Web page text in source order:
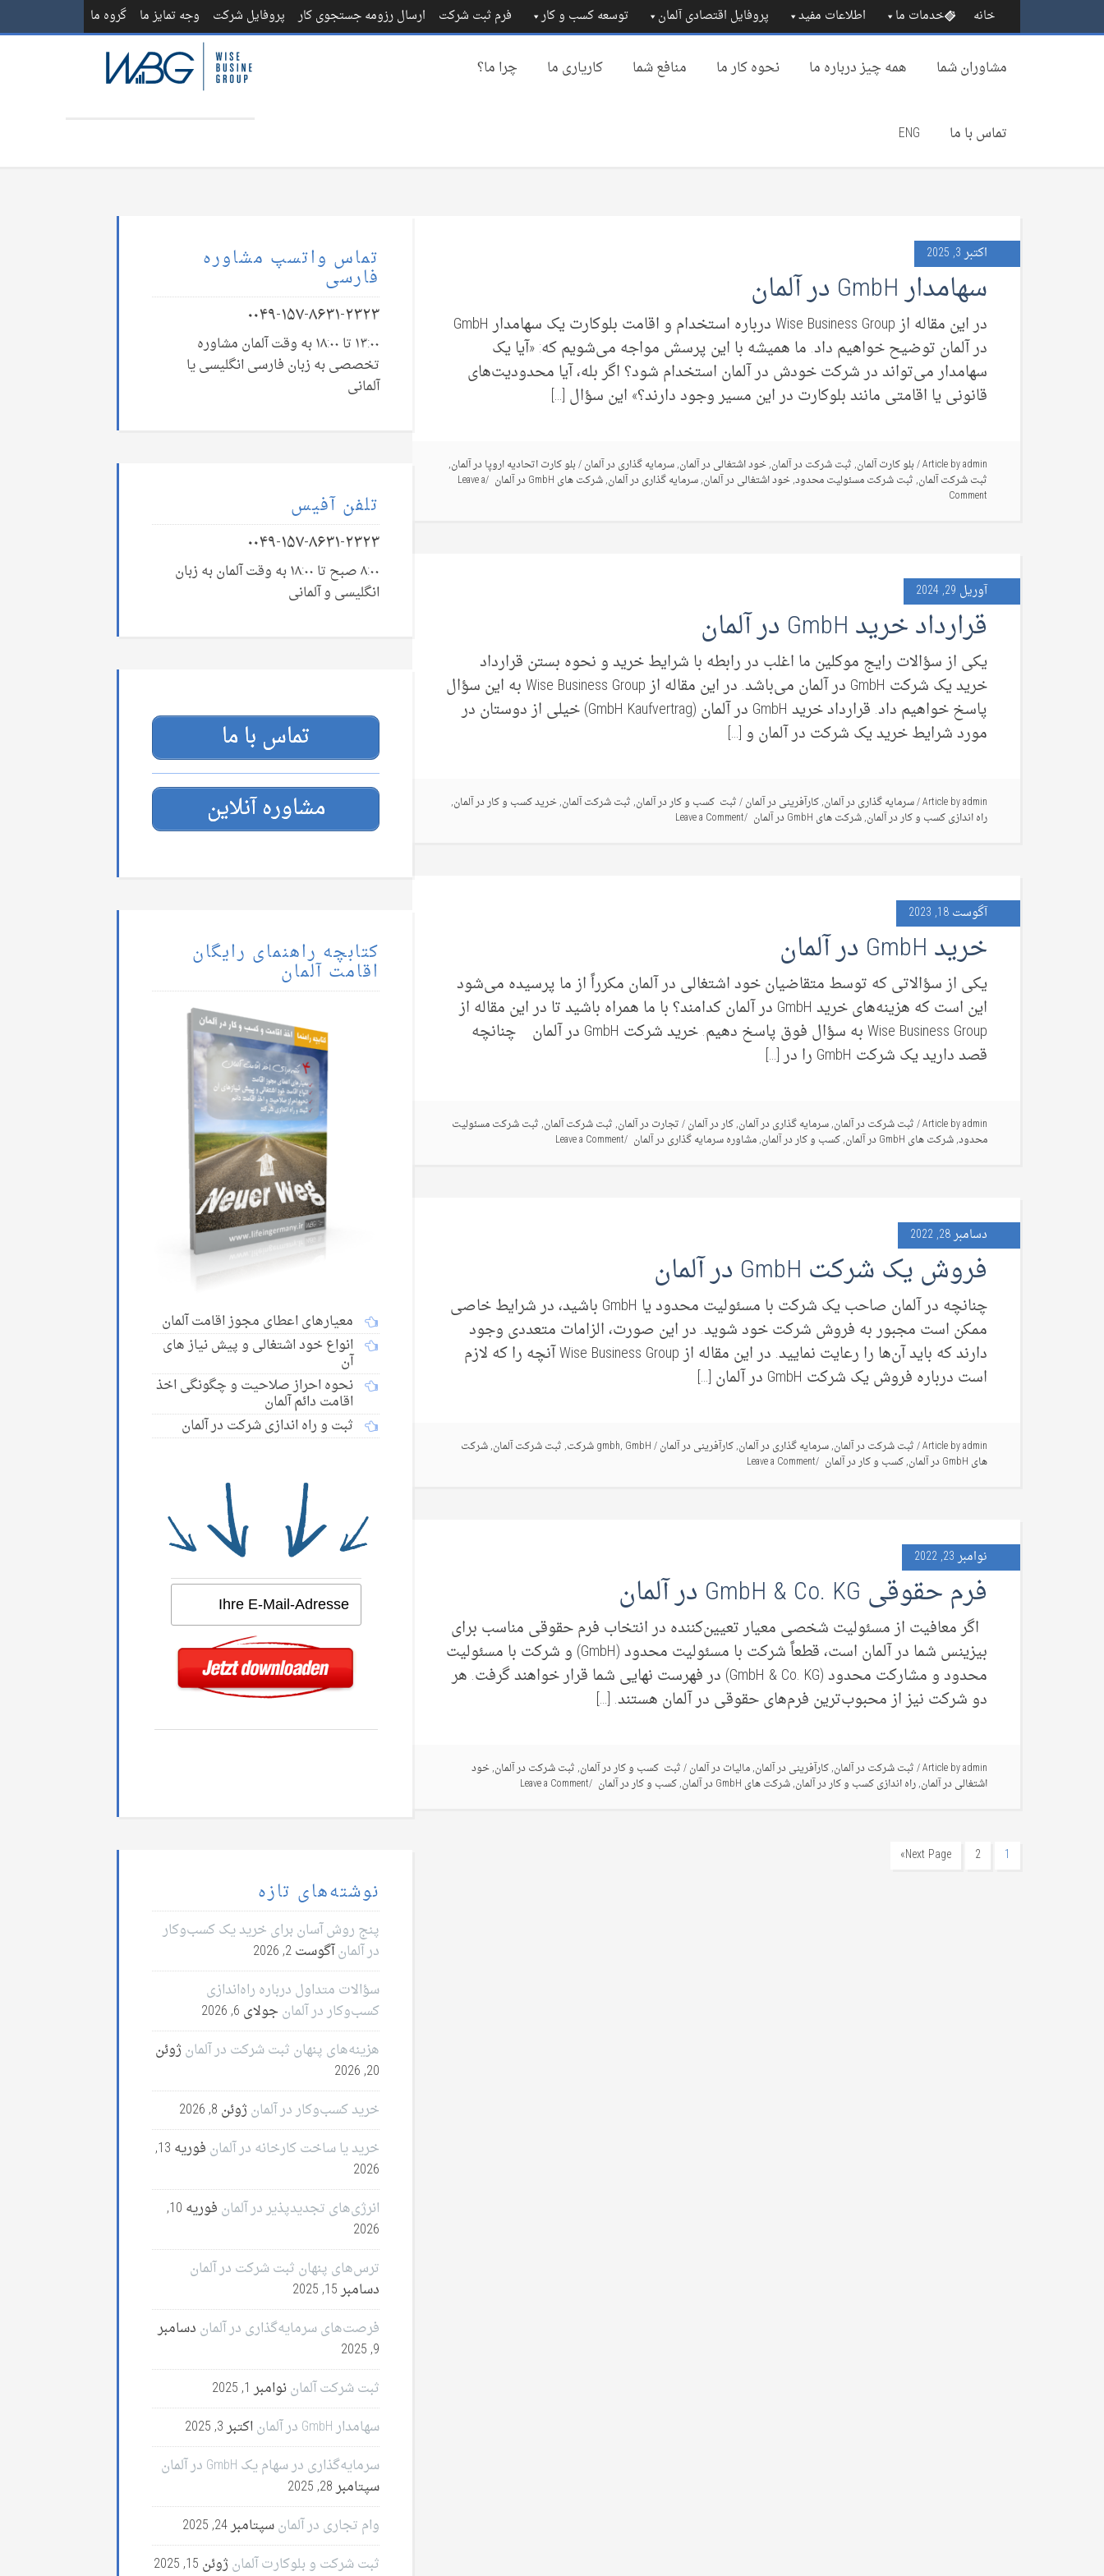
خانه خدمات ما اطلاعات مفید پروفایل اقتصادی آلمان توسعه کسب و کار فرم ثبت شرکت ارسال رزومه جستجوی کار پروفایل شرکت وجه تمایز ما گروه ما
مشاوران شما همه چیز درباره‌ ما نحوه کار ما منافع شما کاریاری ما چرا ما؟
تماس با ما ENG
اکتبر 3, 2025
سهامدار GmbH در آلمان
در این مقاله از Wise Business Group درباره استخدام و اقامت بلوکارت یک سهامدار GmbH
در آلمان توضیح خواهیم داد. ما همیشه با این پرسش مواجه می‌شویم که: «آیا یک
سهامدار می‌تواند در شرکت خودش در آلمان استخدام شود؟ اگر بله، آیا محدودیت‌های
قانونی یا اقامتی مانند بلوکارت در این مسیر وجود دارند؟» این سؤال […]
Article byadmin
/بلو کارت آلمان,ثبت شرکت در آلمان,خود اشتغالی در آلمان,سرمایه گذاری در آلمان/بلو کارت اتحادیه اروپا در آلمان,
ثبت شرکت آلمان,ثبت شرکت مسئولیت محدود,خود اشتغالی در آلمان,سرمایه گذاری در آلمان,شرکت های GmbH در آلمان
Leave a
Comment
آوریل 29, 2024
قرارداد خرید GmbH در آلمان
یکی از سؤالات رایج موکلین ما اغلب در رابطه با شرایط خرید و نحوه بستن قرارداد
خرید یک شرکت GmbH در آلمان می‌باشد. در این مقاله از Wise Business Group به این سؤال
پاسخ خواهیم داد. قرارداد خرید GmbH در آلمان (GmbH Kaufvertrag) خیلی از دوستان در
مورد شرایط خرید یک شرکت در آلمان و […]
Article byadmin
/سرمایه گذاری در آلمان,کارآفرینی در آلمان/ثبت کسب و کار در آلمان,ثبت شرکت آلمان,خرید کسب و کار در آلمان,
راه اندازی کسب و کار در آلمان,شرکت های GmbH در آلمان Leave a Comment
آگوست 18, 2023
خرید GmbH در آلمان
یکی از سؤالاتی که توسط متقاضیان خود اشتغالی در آلمان مکرراً از ما پرسیده می‌شود
این است که هزینه‌های خرید GmbH در آلمان کدامند؟ با ما همراه باشید تا در این مقاله از
Wise Business Group به سؤال فوق پاسخ دهیم. خرید شرکت GmbH در آلمان چنانچه
قصد دارید یک شرکت GmbH را در […]
Article byadmin
/ثبت شرکت در آلمان,سرمایه گذاری در آلمان,کار در آلمان/تجارت در آلمان,ثبت شرکت آلمان,ثبت شرکت مسئولیت
محدود,شرکت های GmbH در آلمان ,کسب و کار در آلمان,مشاوره سرمایه گذاری در آلمان Leave a Comment
دسامبر 28, 2022
فروش یک شرکت GmbH در آلمان
چنانچه در آلمان صاحب یک شرکت با مسئولیت محدود یا GmbH باشید، در شرایط خاصی
ممکن است مجبور به فروش شرکت خود شوید. در این صورت، الزامات متعددی وجود
دارند که باید آن‌‌ها را رعایت نمایید. در این مقاله از Wise Business Group آنچه را که لازم
است درباره فروش یک شرکت GmbH در آلمان […]
Article byadmin
/ثبت شرکت در آلمان,سرمایه گذاری در آلمان,کارآفرینی در آلمان/
gmbh, GmbH شرکت ,ثبت شرکت آلمان,شرکت
های GmbH در آلمان
,کسب و کار در آلمان Leave a Comment
نوامبر 23, 2022
فرم حقوقی GmbH & Co. KG در آلمان
اگر معافیت از مسئولیت شخصی معیار تعیین‌کننده در انتخاب فرم حقوقی مناسب برای
بیزینس شما در آلمان است، قطعاً شرکت با مسئولیت محدود (GmbH) و شرکت با مسئولیت
محدود و مشارکت محدود (GmbH & Co. KG) در فهرست نهایی شما قرار خواهند گرفت. هر
دو شرکت نیز از محبوب‌ترین فرم‌های حقوقی در آلمان هستند. […]
Article byadmin
/ثبت شرکت در آلمان,کارآفرینی در آلمان,مالیات در آلمان/ثبت کسب و کار در آلمان,ثبت شرکت در آلمان,خود
اشتغالی در آلمان,راه اندازی کسب و کار در آلمان,شرکت های GmbH در آلمان ,کسب و کار در آلمان Leave a Comment
1
2
Next Page»
تماس واتسپ مشاوره
فارسی
۰۰۴۹-۱۵۷-۸۶۳۱-۲۳۲۳
۱۳:۰۰ تا ۱۸:۰۰ به وقت آلمان مشاوره
تخصصی به زبان فارسی انگلیسی یا
آلمانی
تلفن آفیس
۰۰۴۹-۱۵۷-۸۶۳۱-۲۳۲۳
۸:۰۰ صبح تا ۱۸:۰۰ به وقت آلمان به زبان
انگلیسی و آلمانی
تماس با ما
مشاوره آنلاین
کتابچه راهنمای رایگان
اقامت آلمان
معیارهای اعطای مجوز اقامت آلمان
انواع خود اشتغالی و پیش نیاز های
آن
نحوه احراز صلاحیت و چگونگی اخذ
اقامت دائم آلمان
ثبت و راه اندازی شرکت در آلمان
نوشته‌های تازه
پنج روش آسان برای خرید یک کسب‌وکار
در آلمانآگوست 2, 2026
سؤالات متداول درباره راه‌اندازی
کسب‌وکار در آلمان جولای 6, 2026
هزینه‌های پنهان ثبت شرکت در آلمان ژوئن
20, 2026
خرید کسب‌وکار در آلمان ژوئن 8, 2026
خرید یا ساخت کارخانه در آلمان
فوریه 13,
2026
انرژی‌های تجدیدپذیر در آلمان
فوریه 10,
2026
ترس‌های پنهان ثبت شرکت در آلمان
دسامبر 15, 2025
فرصت‌های سرمایه‌گذاری در آلمان دسامبر
9, 2025
ثبت شرکت آلماننوامبر 1, 2025
سهامدار GmbH در آلمان
اکتبر 3, 2025
سرمایه‌گذاری در سهام یک GmbH در آلمان
سپتامبر 28, 2025
وام تجاری در آلمانسپتامبر 24, 2025
ثبت شرکت و بلوکارت آلمان ژوئن 15, 2025